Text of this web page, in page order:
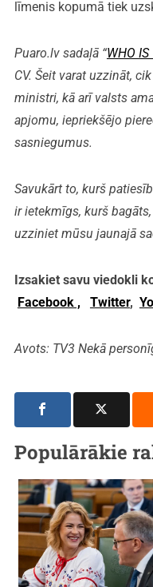
līmenis kopumā tiek
Puaro.lv sadaļā “WHO IS
CV. Šeit varat uzzināt,
ministri, kā arī valsts
apjomu, iepriekšējo
sasniegumus.
Savukārt to, kurš
ir ietekmīgs, kurš
uzziniet mūsu jaunajā
Izsakiet savu viedokli
Facebook ,
Twitter,
Avots: TV3 Nekā
Populārākie